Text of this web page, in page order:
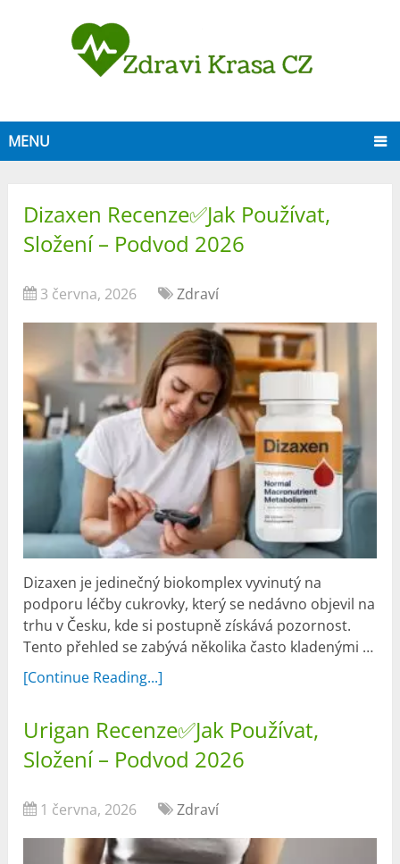
MENU
Dizaxen Recenze✅Jak Používat,
Složení – Podvod 2026
3 června, 2026 Zdraví
Dizaxen je jedinečný biokomplex vyvinutý na
podporu léčby cukrovky, který se nedávno objevil na
trhu v Česku, kde si postupně získává pozornost.
Tento přehled se zabývá několika často kladenými …
[Continue Reading...]
Urigan Recenze✅Jak Používat,
Složení – Podvod 2026
1 června, 2026 Zdraví